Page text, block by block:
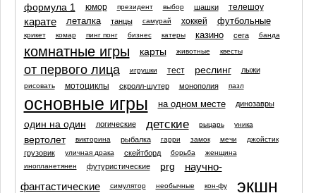
формула 1 юмор президент выбор шашки телешоу
карате леталка танцы самурай хоккей футбольные
крикет комар пинг понг бизнес катеры казино сега банда
комнатные игры карты животные квесты
от первого лица игрушки тест реслинг лыжи
рисовать мотоциклы скролл-шутер монополия пазл
основные игры на одном месте динозавры
один на один логические детские рыцарь уника
вертолет викторина рыбалка гарри замок мечи джойстик
грузовик уличная драка скейтборд борьба
женщина
инопланетянен
футуристические prg
научно-
фантастические
симулятор необычные кон-фу экшн